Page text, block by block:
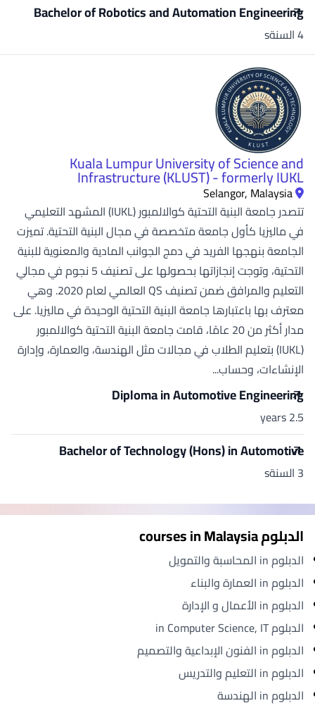
Bachelor of Robotics and Automation Engineering
4 السنةs
Kuala Lumpur University of Science and
Infrastructure (KLUST) - formerly IUKL
Selangor, Malaysia
تتصدر جامعة البنية التحتية كوالالمبور (IUKL) المشهد التعليمي
في ماليزيا كأول جامعة متخصصة في مجال البنية التحتية. تميزت
الجامعة بنهجها الفريد في دمج الجوانب المادية والمعنوية للبنية
التحتية، وتوجت إنجازاتها بحصولها على تصنيف 5 نجوم في مجالي
التعليم والمرافق ضمن تصنيف QS العالمي لعام 2020. وهي
معترف بها باعتبارها جامعة البنية التحتية الوحيدة في ماليزيا. على
مدار أكثر من 20 عامًا، قامت جامعة البنية التحتية كوالالمبور
(IUKL) بتعليم الطلاب في مجالات مثل الهندسة، والعمارة، وإدارة
الإنشاءات، وحساب...
Diploma in Automotive Engineering
2.5 years
Bachelor of Technology (Hons) in Automotive
3 السنةs
الدبلوم courses in Malaysia
الدبلوم in المحاسبة والتمويل
الدبلوم in العمارة والبناء
الدبلوم in الأعمال و الإدارة
الدبلوم in Computer Science, IT
الدبلوم in الفنون الإبداعية والتصميم
الدبلوم in التعليم والتدريس
الدبلوم in الهندسة